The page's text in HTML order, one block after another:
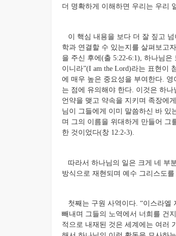
더 명확하게 이해하면 우리는 우리
이 핵심 내용을 보다 더 잘 짚고
학과 연결할 수 있는지를 살펴보고
을 주신 후에(출 5:22-6:1), 하나님
이니라”(I am the Lord)라는 표현이
에 매우 높은 중요성을 부여한다.
는 점에 유의해야 한다. 이것은 하
언약을 맺고 약속을 지키며 족장에
님이 그들에게 이미 말씀하신 바 있
며 그의 이름을 위대하게 만들어 그
한 것이었다(창 12:2-3).
따라서 하나님의 일은 크게 네 부
방식으로 재현되며 예수 그리스도
첫째는 구원 사역이다. “이스라엘
빼내며 그들의 노역에서 너희를 건
적으로 내재된 것은 세계에는 여러